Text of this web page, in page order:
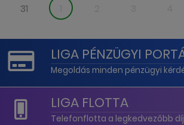
31
LIGA PÉNZÜGYI
Megoldás minden pénzügyi
LIGA FLOTTA
Telefonflotta a legkedvezőbb